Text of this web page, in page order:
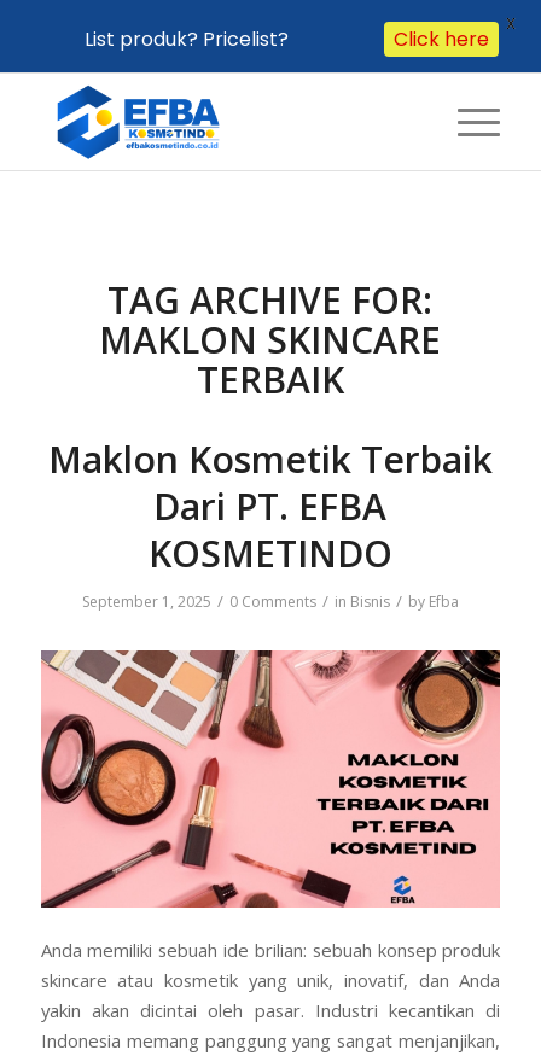
TAG ARCHIVE FOR:
MAKLON SKINCARE
TERBAIK
Maklon Kosmetik Terbaik
Dari PT. EFBA
KOSMETINDO
September 1, 2025 / 0 Comments / in Bisnis / by Efba
Anda memiliki sebuah ide brilian: sebuah konsep produk
skincare atau kosmetik yang unik, inovatif, dan Anda
yakin akan dicintai oleh pasar. Industri kecantikan di
Indonesia memang panggung yang sangat menjanjikan,
List produk? Pricelist? Click here X